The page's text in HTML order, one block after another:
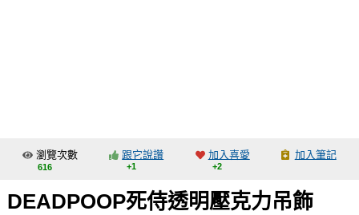
交流中心
瀏覽次數
616
跟它說讚
+1
加入喜愛
+2
加入筆記
DEADPOOP死侍透明壓克力吊飾